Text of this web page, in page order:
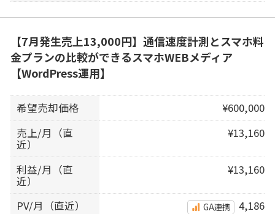
【7月発生売上13,000円】通信速度計測とスマホ料
金プランの比較ができるスマホWEBメディア
【WordPress運用】
希望売却価格
¥600,000
売上/月（直
近）
¥13,160
利益/月（直
近）
¥13,160
PV/月（直近） GA連携 4,186